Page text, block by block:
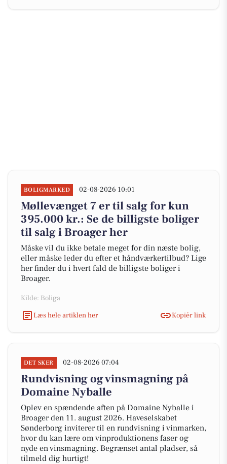
BOLIGMARKED 02-08-2026 10:01
Møllevænget 7 er til salg for kun
395.000 kr.: Se de billigste boliger
til salg i Broager her
Måske vil du ikke betale meget for din næste bolig,
eller måske leder du efter et håndværkertilbud? Lige
her finder du i hvert fald de billigste boliger i
Broager.
Kilde: Boliga
Læs hele artiklen her
Kopiér link
DET SKER 02-08-2026 07:04
Rundvisning og vinsmagning på
Domaine Nyballe
Oplev en spændende aften på Domaine Nyballe i
Broager den 11. august 2026. Haveselskabet
Sønderborg inviterer til en rundvisning i vinmarken,
hvor du kan lære om vinproduktionens faser og
nyde en vinsmagning. Begrænset antal pladser, så
tilmeld dig hurtigt!